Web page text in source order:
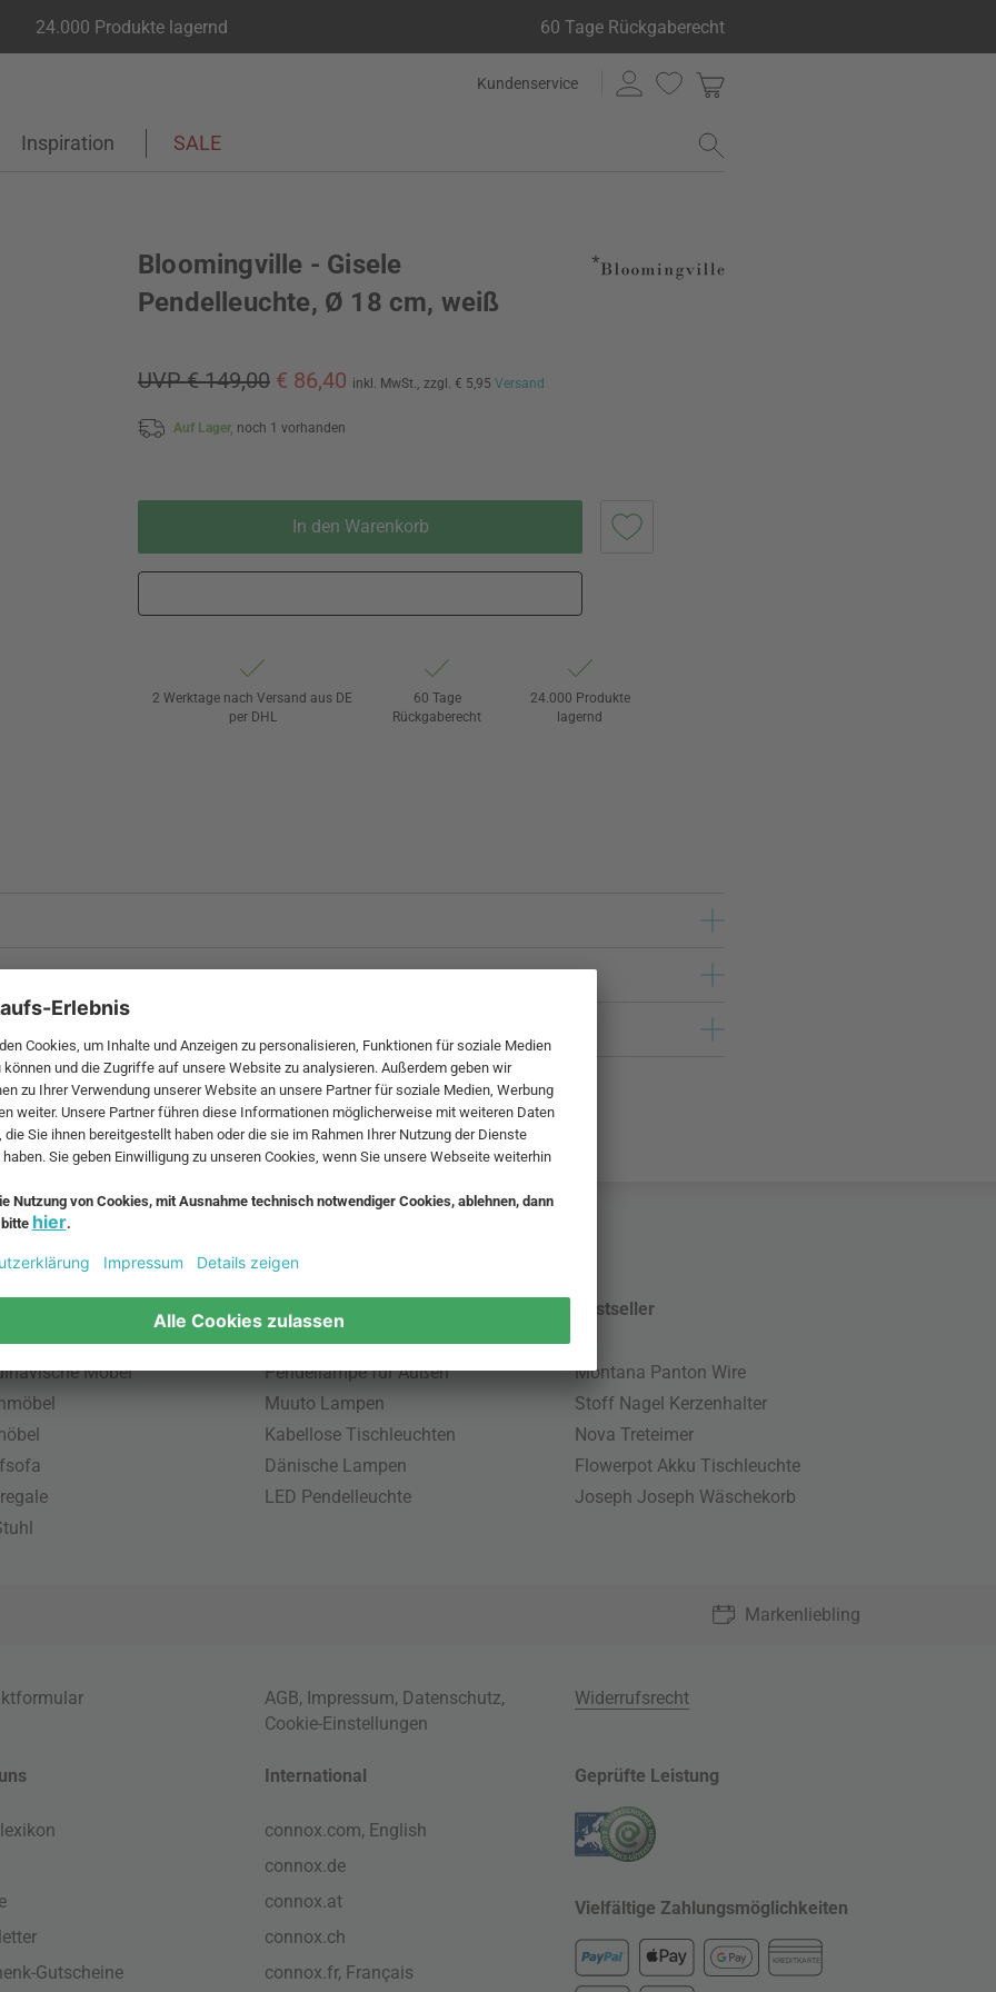
24.000 Produkte lagernd 60 Tage Rückgaberecht
Kundenservice
Inspiration SALE
Bloomingville - Gisele
Pendelleuchte, Ø 18 cm, weiß
UVP € 149,00 € 86,40 inkl. MwSt., zzgl. € 5,95 Versand
Auf Lager, noch 1 vorhanden
In den Warenkorb
2 Werktage nach Versand aus DE
per DHL
60 Tage
Rückgaberecht
24.000 Produkte
lagernd
und zzgl.
Möbel
Beliebte Leuchten
Pendellampe für Außen
Muuto Lampen
Kabellose Tischleuchten
Dänische Lampen
LED Pendelleuchte
Bestseller
Montana Panton Wire
Stoff Nagel Kerzenhalter
Nova Treteimer
Flowerpot Akku Tischleuchte
Joseph Joseph Wäschekorb
Markenliebling
AGB, Impressum, Datenschutz,
Cookie-Einstellungen
Widerrufsrecht
Gutscheine
International
connox.com, English
connox.de
connox.at
connox.ch
connox.fr, Français
Geprüfte Leistung
Vielfältige Zahlungsmöglichkeiten
KREDITKARTE